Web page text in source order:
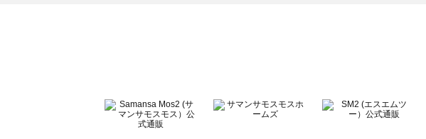
BETTY'S BLUE（べティーズブルー）の一覧
Wpc.（ワールドパーティー）の一覧